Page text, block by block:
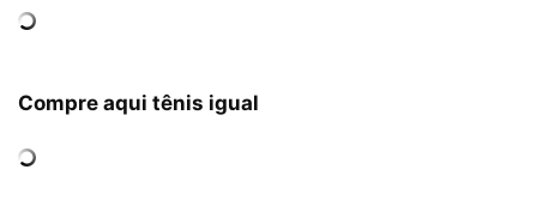
Compre aqui tênis igual